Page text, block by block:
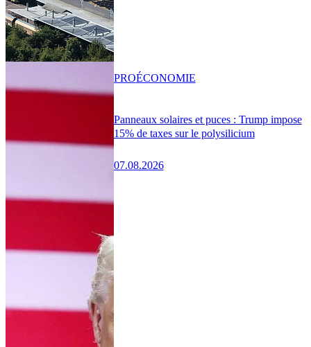
Panneaux solaires et puces : Trump impose
15% de taxes sur le polysilicium
07.08.2026
PROÉCONOMIE